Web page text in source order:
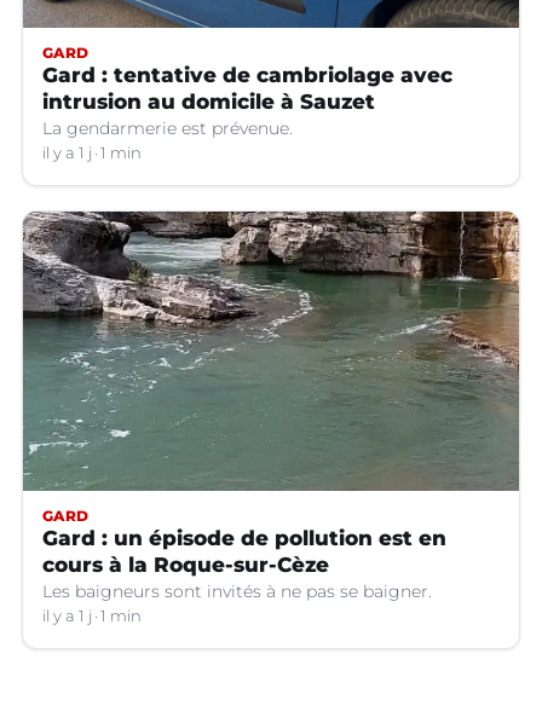
GARD
Gard : tentative de cambriolage avec
intrusion au domicile à Sauzet
La gendarmerie est prévenue.
il y a 1 j 1 min
GARD
Gard : un épisode de pollution est en
cours à la Roque-sur-Cèze
Les baigneurs sont invités à ne pas se baigner.
il y a 1 j 1 min